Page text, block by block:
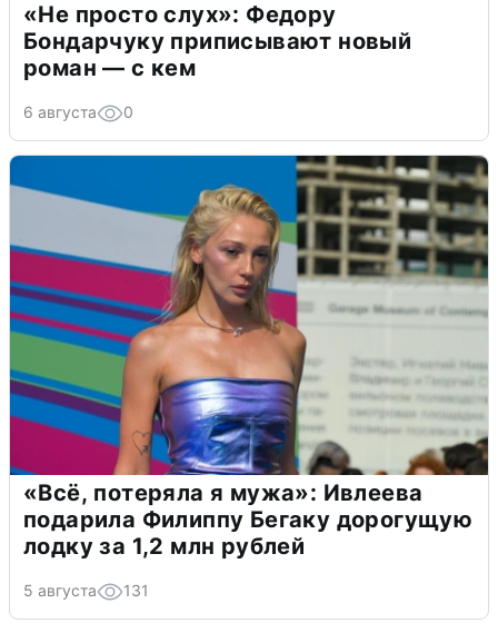
«Не просто слух»: Федору
Бондарчуку приписывают новый
роман — с кем
6 августа 0
«Всё, потеряла я мужа»: Ивлеева
подарила Филиппу Бегаку дорогущую
лодку за 1,2 млн рублей
5 августа 131